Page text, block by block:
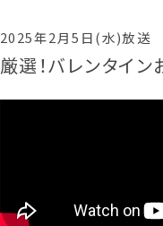
2025年2月5日(水)放送
厳選！バレンタイン